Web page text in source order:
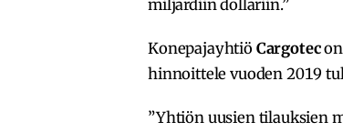
miljardiin dollariin.”
Konepajayhtiö Cargotecon
hinnoittele vuoden 2019
”Yhtiön uusien tilauksien